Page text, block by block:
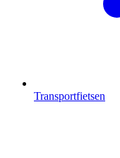
Transportfietsen